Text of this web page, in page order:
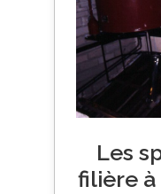
Les
filière